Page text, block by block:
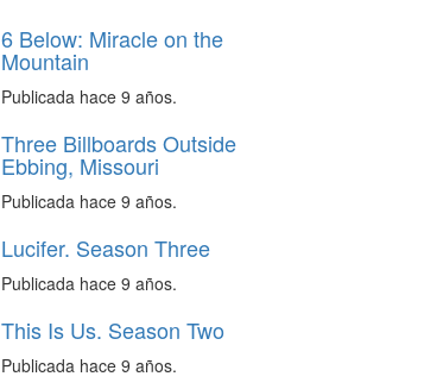
6 Below: Miracle on the
Mountain
Publicada hace 9 años.
Three Billboards Outside
Ebbing, Missouri
Publicada hace 9 años.
Lucifer. Season Three
Publicada hace 9 años.
This Is Us. Season Two
Publicada hace 9 años.